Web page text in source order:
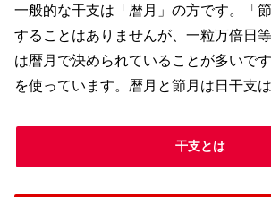
一般的な干支は「暦月」の方です。「
することはありませんが、一粒万倍日
は暦月で決められていることが多いで
を使っています。暦月と節月は日干支
干支とは